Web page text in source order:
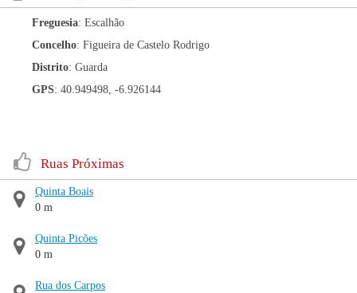
Freguesia: Escalhão
Concelho: Figueira de Castelo Rodrigo
Distrito: Guarda
GPS: 40.949498, -6.926144
Ruas Próximas
Quinta Boais
0 m
Quinta Picões
0 m
Rua dos Carpos